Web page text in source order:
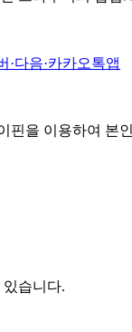
·다음·카카오톡앱
핀을 이용하여 본
습니다.